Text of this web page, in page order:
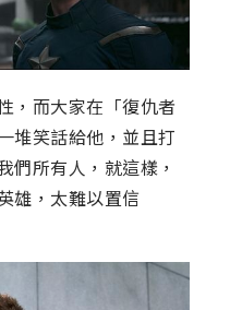
，而大家在「復仇者
堆笑話給他，並且打
們所有人，就這樣，
雄，太難以置信